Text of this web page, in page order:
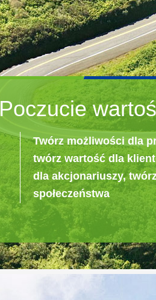
Poczucie
Twórz możliwości dla
twórz wartość dla
dla akcjonariuszy,
społeczeństwa